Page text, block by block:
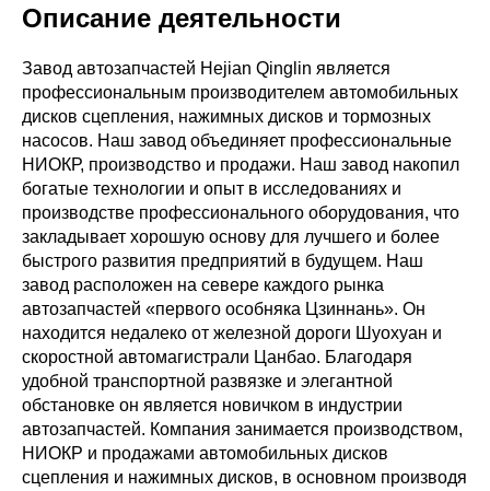
Описание деятельности
Завод автозапчастей Hejian Qinglin является
профессиональным производителем автомобильных
дисков сцепления, нажимных дисков и тормозных
насосов. Наш завод объединяет профессиональные
НИОКР, производство и продажи. Наш завод накопил
богатые технологии и опыт в исследованиях и
производстве профессионального оборудования, что
закладывает хорошую основу для лучшего и более
быстрого развития предприятий в будущем. Наш
завод расположен на севере каждого рынка
автозапчастей «первого особняка Цзиннань». Он
находится недалеко от железной дороги Шуохуан и
скоростной автомагистрали Цанбао. Благодаря
удобной транспортной развязке и элегантной
обстановке он является новичком в индустрии
автозапчастей. Компания занимается производством,
НИОКР и продажами автомобильных дисков
сцепления и нажимных дисков, в основном производя